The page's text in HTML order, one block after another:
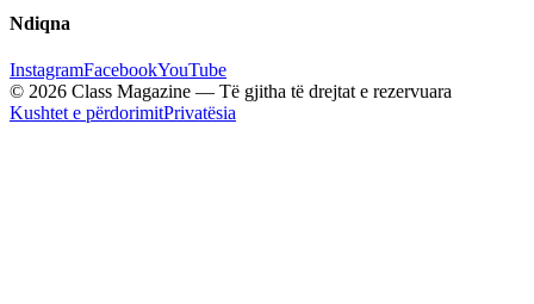
Ndiqna
InstagramFacebookYouTube
© 2026 Class Magazine — Të gjitha të drejtat e rezervuara
Kushtet e përdorimitPrivatësia